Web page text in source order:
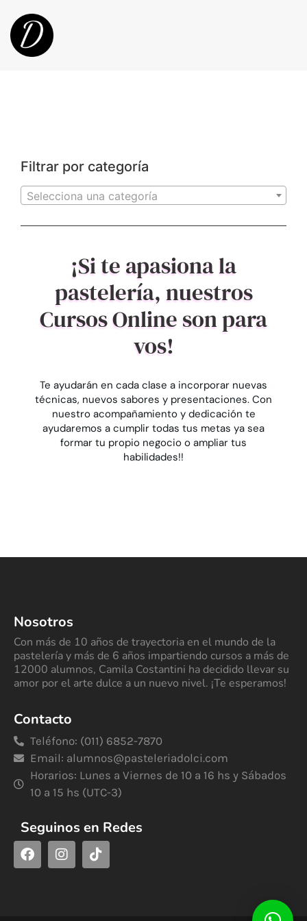
Filtrar por categoría
Selecciona una categoría
¡Si te apasiona la
pastelería, nuestros
Cursos Online son para
vos!
Te ayudarán en cada clase a incorporar nuevas
técnicas, nuevos sabores y presentaciones. Con
nuestro acompañamiento y dedicación te
ayudaremos a cumplir todas tus metas ya sea
formar tu propio negocio o ampliar tus
habilidades!!
Nosotros
Con más de 10 años de trayectoria en el mundo de la
pastelería y más de 6 años impartiendo cursos a más de
12000 alumnos, Camila Costantini ha decidido llevar su
amor por el arte dulce a un nuevo nivel. ¡Te esperamos!
Contacto
Teléfono: (011) 6852-7870
Email: alumnos@pasteleriadolci.com
Horarios: Lunes a Viernes de 10 a 16 hs y Sábados
10 a 15 hs (UTC-3)
Seguinos en Redes